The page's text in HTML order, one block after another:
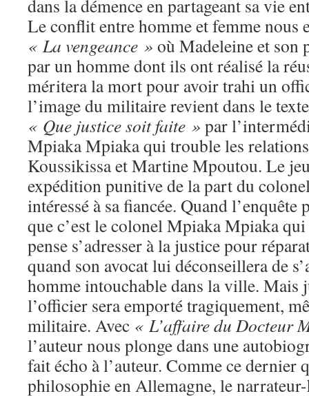
dans la démence en partageant sa vie
Le conflit entre homme et femme nous
« La vengeance » où Madeleine et son
par un homme dont ils ont réalisé la
méritera la mort pour avoir trahi un
l’image du militaire revient dans le
« Que justice soit faite » par
Mpiaka Mpiaka qui trouble les
Koussikissa et Martine Mpoutou. Le
expédition punitive de la part du
intéressé à sa fiancée. Quand
que c’est le colonel Mpiaka Mpiaka
pense s’adresser à la justice pour
quand son avocat lui déconseillera de
homme intouchable dans la ville. Mais
l’officier sera emporté tragiquement,
militaire. Avec « L’affaire du Docteur
l’auteur nous plonge dans une
fait écho à l’auteur. Comme ce dernier
philosophie en Allemagne, le